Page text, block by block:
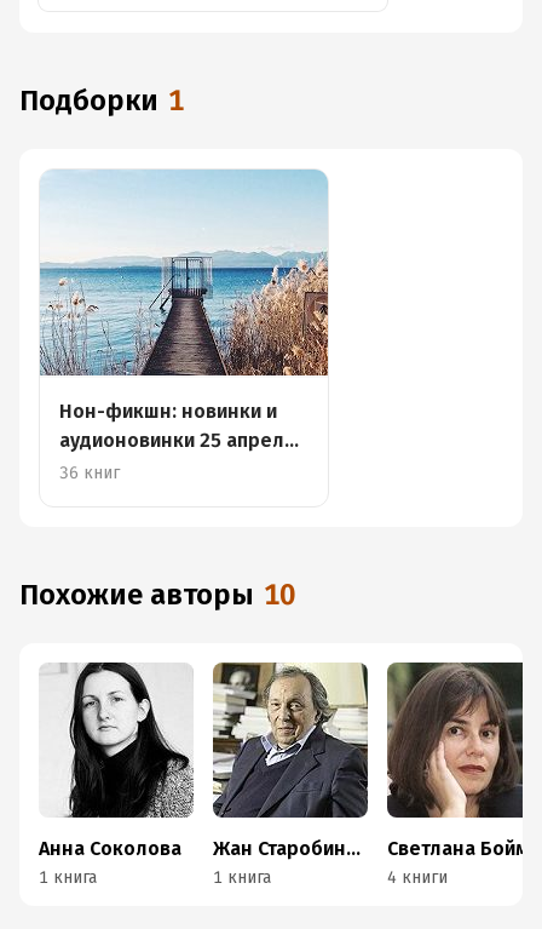
Подборки 1
Нон-фикшн: новинки и
аудионовинки 25 апреля
– 1 мая
36 книг
Похожие авторы 10
Анна Соколова
1 книга
Жан Старобинский
1 книга
Светлана Бойм
4 книги